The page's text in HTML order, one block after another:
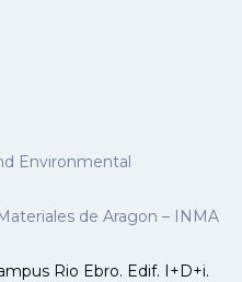
Environmental
de Aragon – INMA
Rio Ebro. Edif. I+D+i.